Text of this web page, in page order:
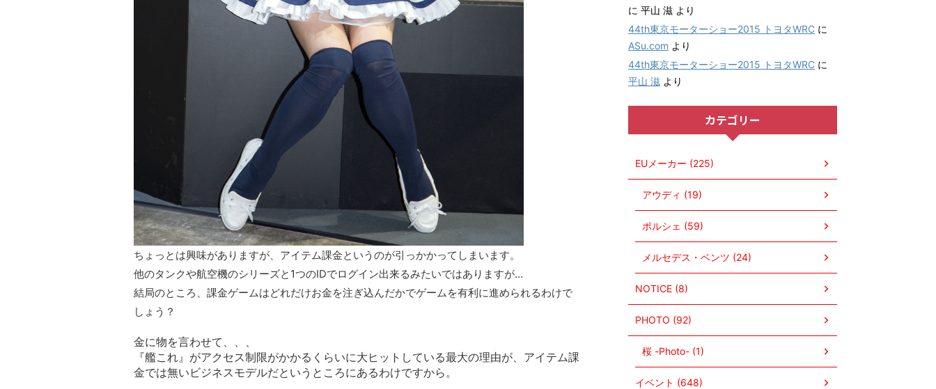
ちょっとは興味がありますが、アイテム課金というのが引っかかってしまいます。
他のタンクや航空機のシリーズと1つのIDでログイン出来るみたいではありますが…
結局のところ、課金ゲームはどれだけお金を注ぎ込んだかでゲームを有利に進められるわけで
しょう？
金に物を言わせて、、、
『艦これ』がアクセス制限がかかるくらいに大ヒットしている最大の理由が、アイテム課
金では無いビジネスモデルだというところにあるわけですから。
に 平山 滋 より
44th東京モーターショー2015 トヨタWRC に
ASu.com より
44th東京モーターショー2015 トヨタWRC に
平山 滋 より
カテゴリー
EUメーカー (225)
アウディ (19)
ポルシェ (59)
メルセデス・ベンツ (24)
NOTICE (8)
PHOTO (92)
桜 -Photo- (1)
イベント (648)